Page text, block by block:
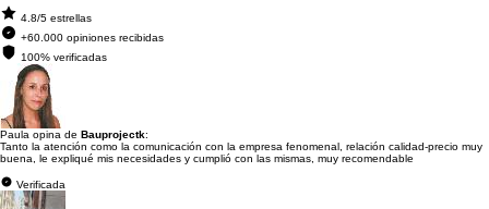
4.8/5 estrellas
+60.000 opiniones recibidas
100% verificadas
Paula opina de Bauprojectk:
Tanto la atención como la comunicación con la empresa fenomenal, relación calidad-precio muy
buena, le expliqué mis necesidades y cumplió con las mismas, muy recomendable
Verificada